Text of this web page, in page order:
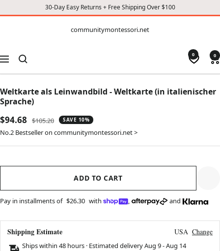
30-Day Easy Returns + Free Shipping Over $100
CONTENT
communitymontessori.net
Navigation
0 0
Weltkarte als Leinwandbild - Weltkarte (in italienischer
Sprache)
Sale
price
$94.68
Regular
price
$105.20 SAVE 10%
No.2 Bestseller on communitymontessori.net >
ADD TO CART
Pay in installments of $26.30 with , and
Shipping Estimate USA Change
Ships within 48 hours · Estimated deliveryAug 9-Aug 14